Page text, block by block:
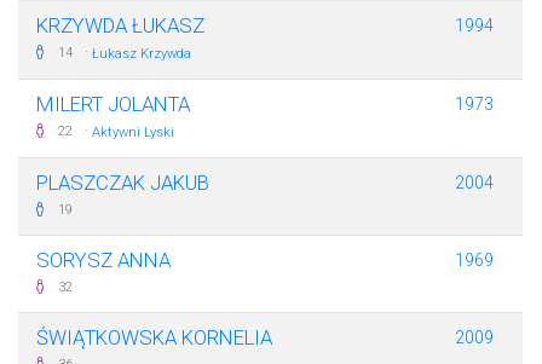
KRZYWDA ŁUKASZ
14 · Łukasz Krzywda
1994
MILERT JOLANTA
22 · Aktywni Lyski
1973
PLASZCZAK JAKUB
19
2004
SORYSZ ANNA
32
1969
ŚWIĄTKOWSKA KORNELIA 2009